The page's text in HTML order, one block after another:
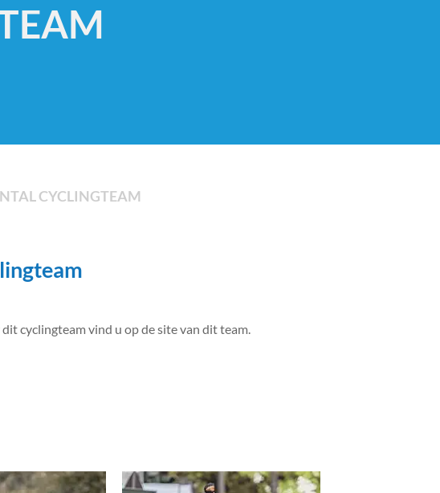
CYCLINGTEAM
cyclingteam vind u op de site van dit team.